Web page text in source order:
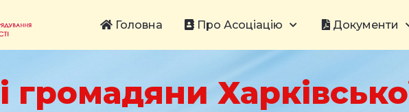
Головна Про Асоціацію Документи
громадяни